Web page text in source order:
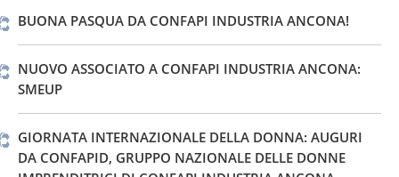
BUONA PASQUA DA CONFAPI INDUSTRIA ANCONA!
NUOVO ASSOCIATO A CONFAPI INDUSTRIA ANCONA:
SMEUP
GIORNATA INTERNAZIONALE DELLA DONNA: AUGURI
DA CONFAPID, GRUPPO NAZIONALE DELLE DONNE